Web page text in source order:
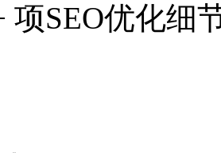
项SEO优化细